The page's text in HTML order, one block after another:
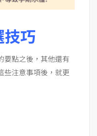
巧
要點之後，其他還有
些注意事項後，就更